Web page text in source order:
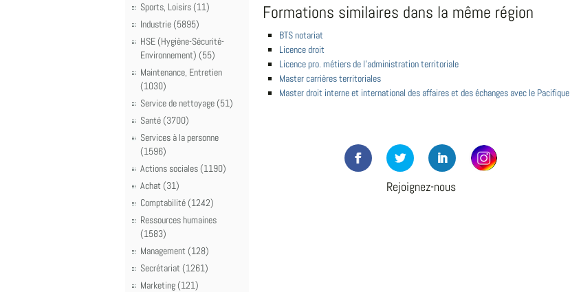
Sports, Loisirs (11)
Industrie (5895)
HSE (Hygiène-Sécurité-
Environnement) (55)
Maintenance, Entretien
(1030)
Service de nettoyage (51)
Santé (3700)
Services à la personne
(1596)
Actions sociales (1190)
Achat (31)
Comptabilité (1242)
Ressources humaines
(1583)
Management (128)
Secrétariat (1261)
Marketing (121)
Formations similaires dans la même région
BTS notariat
Licence droit
Licence pro. métiers de l'administration territoriale
Master carrières territoriales
Master droit interne et international des affaires et des échanges avec le Pacifique
Rejoignez-nous